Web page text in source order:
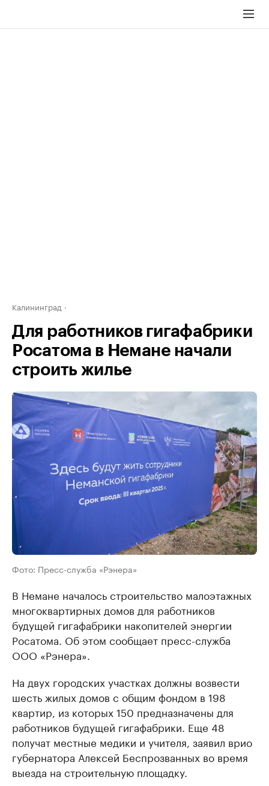
Калининград
Для работников гигафабрики
Росатома в Немане начали
строить жилье
Фото: Пресс-служба «Рэнера»
В Немане началось строительство малоэтажных
многоквартирных домов для работников
будущей гигафабрики накопителей энергии
Росатома. Об этом сообщает пресс-служба
ООО «Рэнера».
На двух городских участках должны возвести
шесть жилых домов с общим фондом в 198
квартир, из которых 150 предназначены для
работников будущей гигафабрики. Еще 48
получат местные медики и учителя, заявил врио
губернатора Алексей Беспрозванных во время
выезда на строительную площадку.